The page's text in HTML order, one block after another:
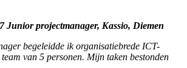
Junior projectmanager, Kassio, Diemen
begeleidde ik organisatiebrede ICT-
van 5 personen. Mijn taken bestonden